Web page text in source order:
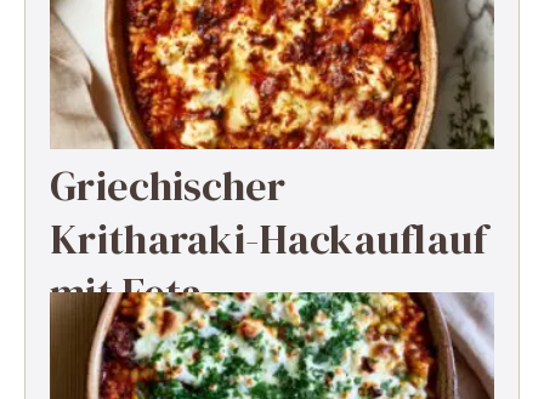
Griechischer
Kritharaki-Hackauflauf
mit Feta